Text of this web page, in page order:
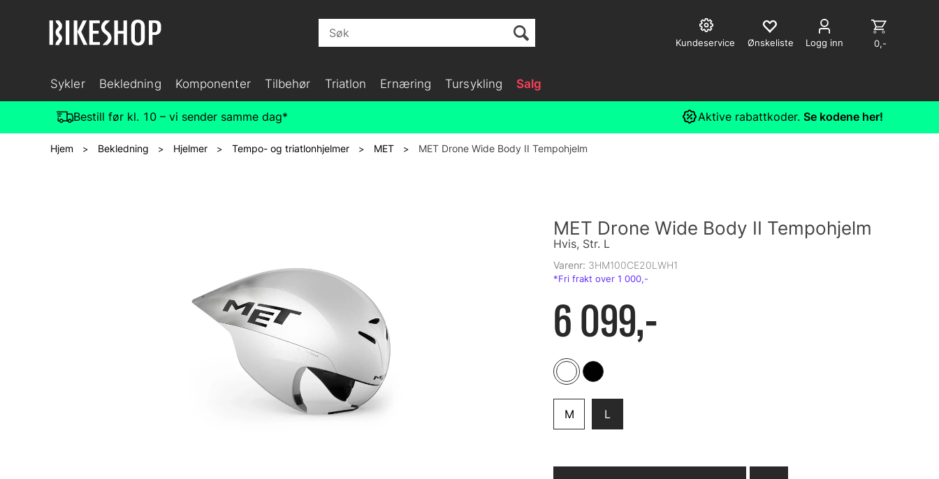
Logg inn
Kundeservice 0,-
Sykler Bekledning Komponenter Tilbehør Triatlon Ernæring Tursykling Salg
Bestill før kl. 10 – vi sender samme dag* Aktive rabattkoder. Se kodene her!
Hjem > Bekledning > Hjelmer > Tempo- og triatlonhjelmer > MET > MET Drone Wide Body II Tempohjelm
MET Drone Wide Body II Tempohjelm
Hvis, Str. L
Varenr: 3HM100CE20LWH1
6 099,-
M L